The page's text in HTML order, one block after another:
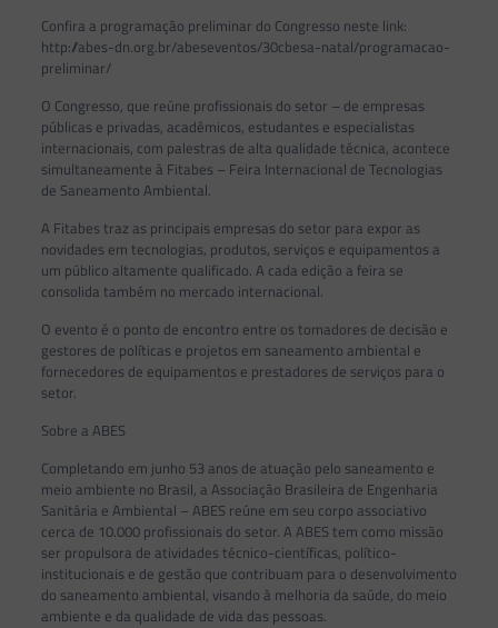
Confira a programação preliminar do Congresso neste link:
http://abes-dn.org.br/abeseventos/30cbesa-natal/programacao-
preliminar/
O Congresso, que reúne profissionais do setor – de empresas
públicas e privadas, acadêmicos, estudantes e especialistas
internacionais, com palestras de alta qualidade técnica, acontece
simultaneamente à Fitabes – Feira Internacional de Tecnologias
de Saneamento Ambiental.
A Fitabes traz as principais empresas do setor para expor as
novidades em tecnologias, produtos, serviços e equipamentos a
um público altamente qualificado. A cada edição a feira se
consolida também no mercado internacional.
O evento é o ponto de encontro entre os tomadores de decisão e
gestores de políticas e projetos em saneamento ambiental e
fornecedores de equipamentos e prestadores de serviços para o
setor.
Sobre a ABES
Completando em junho 53 anos de atuação pelo saneamento e
meio ambiente no Brasil, a Associação Brasileira de Engenharia
Sanitária e Ambiental – ABES reúne em seu corpo associativo
cerca de 10.000 profissionais do setor. A ABES tem como missão
ser propulsora de atividades técnico-científicas, político-
institucionais e de gestão que contribuam para o desenvolvimento
do saneamento ambiental, visando à melhoria da saúde, do meio
ambiente e da qualidade de vida das pessoas.